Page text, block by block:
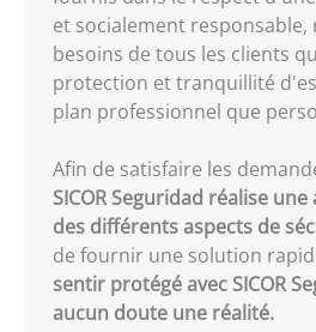
et socialement
besoins de tous les clients
protection et tranquillité
plan professionnel que
Afin de satisfaire les
SICOR Seguridad réalise
des différents aspects de
de fournir une solution
sentir protégé avec SICOR
aucun doute une réalité.